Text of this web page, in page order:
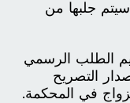
جلبها من
الطلب الرسمي
التصريح
في المحكمة.